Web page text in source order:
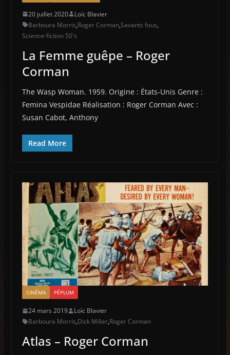
20 juillet 2020
Loïc Blavier
Barboura Morris,Roger Corman,Savants fous,
Science-fiction 50's
La Femme guêpe – Roger
Corman
The Wasp Woman. 1959. Origine : États-Unis Genre :
Femina Vespidae Réalisation : Roger Corman Avec :
Susan Cabot, Anthony
Read More
CINÉMA PÉPLUM
24 mars 2019
Loïc Blavier
Barboura Morris,Dick Miller,Roger Corman
Atlas – Roger Corman